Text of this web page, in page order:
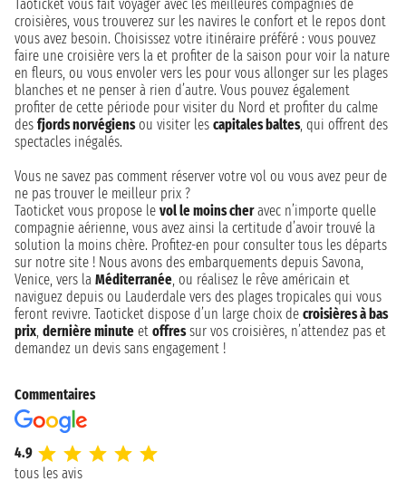
Taoticket vous fait voyager avec les meilleures compagnies de
croisières, vous trouverez sur les navires le confort et le repos dont
vous avez besoin. Choisissez votre itinéraire préféré : vous pouvez
faire une croisière vers la et profiter de la saison pour voir la nature
en fleurs, ou vous envoler vers les pour vous allonger sur les plages
blanches et ne penser à rien d’autre. Vous pouvez également
profiter de cette période pour visiter du Nord et profiter du calme
des fjords norvégiensou visiter les capitales baltes, qui offrent des
spectacles inégalés.
Vous ne savez pas comment réserver votre vol ou vous avez peur de
ne pas trouver le meilleur prix ?
Taoticket vous propose le vol le moins cheravec n’importe quelle
compagnie aérienne, vous avez ainsi la certitude d’avoir trouvé la
solution la moins chère. Profitez-en pour consulter tous les départs
sur notre site ! Nous avons des embarquements depuis Savona,
Venice, vers la Méditerranée, ou réalisez le rêve américain et
naviguez depuis ou Lauderdale vers des plages tropicales qui vous
feront revivre. Taoticket dispose d’un large choix de croisières à bas
prix, dernière minute et offressur vos croisières, n’attendez pas et
demandez un devis sans engagement !
Commentaires
4.9
tous les avis